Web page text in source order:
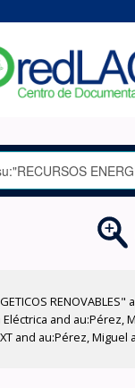
and
and au:Pérez,